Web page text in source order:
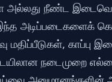
அல்லது நீண்ட
இந்த அடிப்படைகளைக்
காப்பு
நடைமுறை